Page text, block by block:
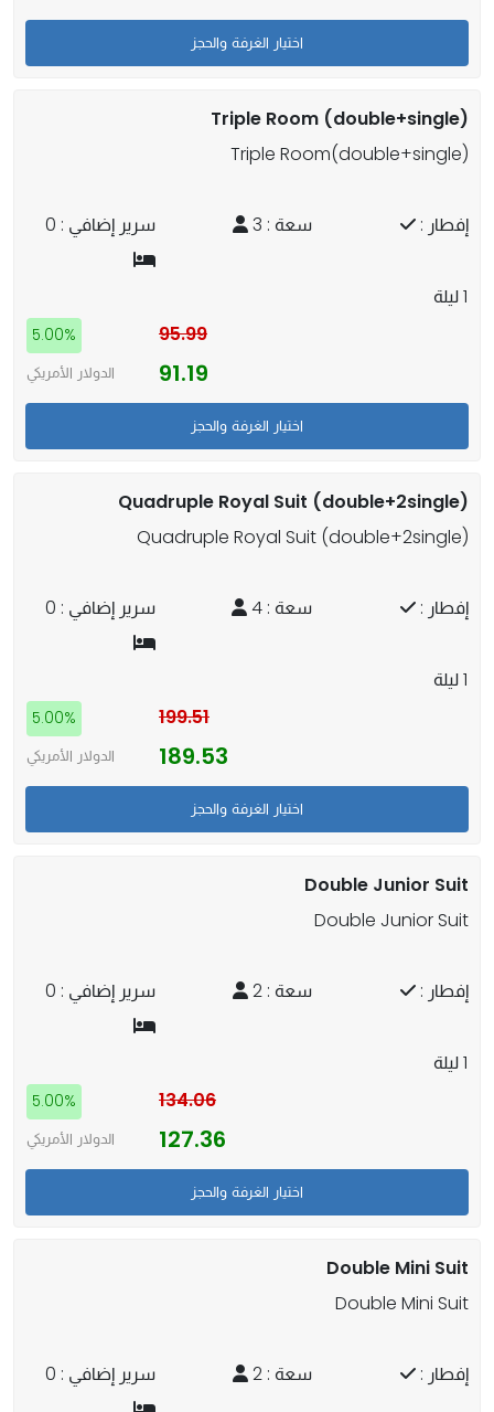
Triple Room (double+single)
Triple Room(double+single)
إفطار : سعة : 3 سرير إضافي : 0
1 ليلة
5.00% 95.99
الدولار الأمريكي 91.19
Quadruple Royal Suit (double+2single)
Quadruple Royal Suit (double+2single)
إفطار : سعة : 4 سرير إضافي : 0
1 ليلة
5.00% 199.51
الدولار الأمريكي 189.53
Double Junior Suit
Double Junior Suit
إفطار : سعة : 2 سرير إضافي : 0
1 ليلة
5.00% 134.06
الدولار الأمريكي 127.36
Double Mini Suit
Double Mini Suit
إفطار : سعة : 2 سرير إضافي : 0